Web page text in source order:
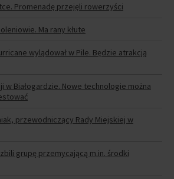
Promenadę przejęli rowerzyści
Ma rany kłute
wylądował w Pile. Będzie atrakcją
w Białogardzie. Nowe technologie można
przewodniczący Rady Miejskiej w
grupę przemycającą m.in. środki